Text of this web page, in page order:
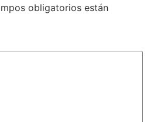
obligatorios están